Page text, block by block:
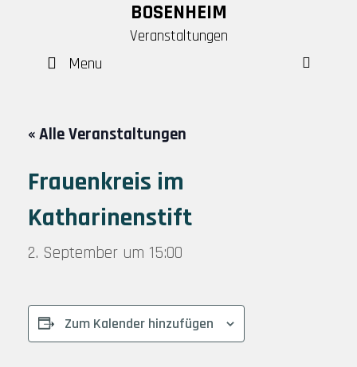
content
BOSENHEIM
Veranstaltungen
Menu
« Alle Veranstaltungen
Frauenkreis im
Katharinenstift
2. September um 15:00
Zum Kalender hinzufügen